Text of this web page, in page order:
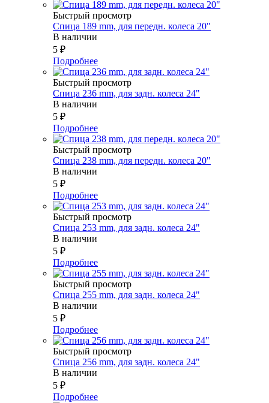
Быстрый просмотр
Спица 189 mm, для передн. колеса 20"
В наличии
5 ₽
Подробнее
Быстрый просмотр
Спица 236 mm, для задн. колеса 24"
В наличии
5 ₽
Подробнее
Быстрый просмотр
Спица 238 mm, для передн. колеса 20"
В наличии
5 ₽
Подробнее
Быстрый просмотр
Спица 253 mm, для задн. колеса 24"
В наличии
5 ₽
Подробнее
Быстрый просмотр
Спица 255 mm, для задн. колеса 24"
В наличии
5 ₽
Подробнее
Быстрый просмотр
Спица 256 mm, для задн. колеса 24"
В наличии
5 ₽
Подробнее